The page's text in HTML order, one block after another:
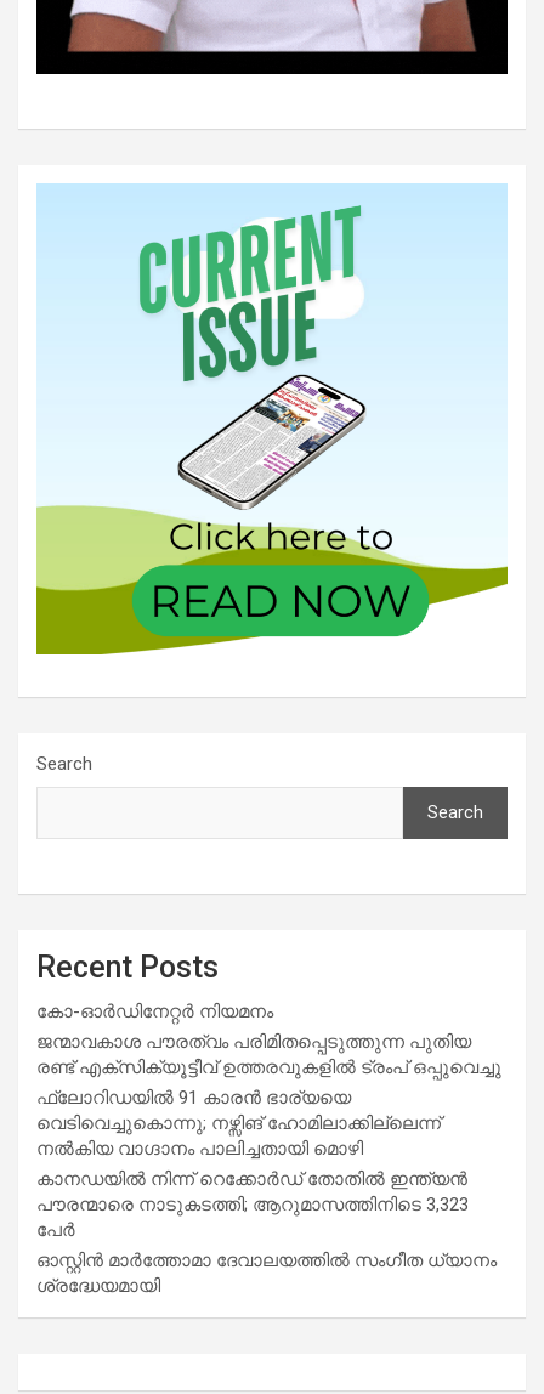
Search
Search
Recent Posts
കോ-ഓർഡിനേറ്റർ നിയമനം
ജന്മാവകാശ പൗരത്വം പരിമിതപ്പെടുത്തുന്ന പുതിയ
രണ്ട് എക്സിക്യൂട്ടീവ് ഉത്തരവുകളിൽ ട്രംപ് ഒപ്പുവെച്ചു
ഫ്ലോറിഡയിൽ 91 കാരൻ ഭാര്യയെ
വെടിവെച്ചുകൊന്നു; നഴ്സിങ് ഹോമിലാക്കില്ലെന്ന്
നൽകിയ വാഗ്ദാനം പാലിച്ചതായി മൊഴി
കാനഡയിൽ നിന്ന് റെക്കോർഡ് തോതിൽ ഇന്ത്യൻ
പൗരന്മാരെ നാടുകടത്തി; ആറുമാസത്തിനിടെ 3,323
പേർ
ഓസ്റ്റിൻ മാർത്തോമാ ദേവാലയത്തിൽ സംഗീത ധ്യാനം
ശ്രദ്ധേയമായി